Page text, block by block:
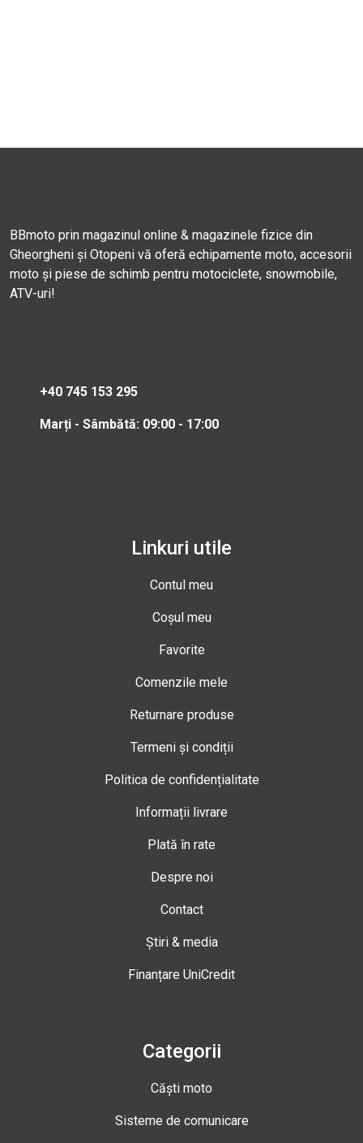
BBmoto prin magazinul online & magazinele fizice din
Gheorgheni și Otopeni vă oferă echipamente moto, accesorii
moto și piese de schimb pentru motociclete, snowmobile,
ATV-uri!
+40 745 153 295
Marți - Sâmbătă: 09:00 - 17:00
Linkuri utile
Contul meu
Coșul meu
Favorite
Comenzile mele
Returnare produse
Termeni și condiții
Politica de confidențialitate
Informații livrare
Plată în rate
Despre noi
Contact
Știri & media
Finanțare UniCredit
Categorii
Căști moto
Sisteme de comunicare